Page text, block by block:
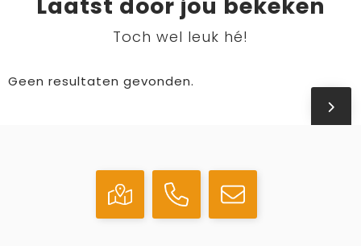
Toch wel leuk hé!
Geen resultaten gevonden.